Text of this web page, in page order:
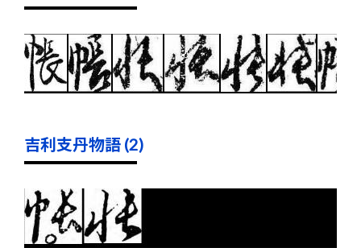
吉利支丹物語 (2)